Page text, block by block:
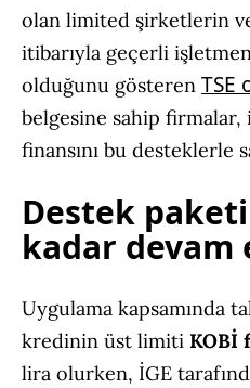
olan limited şirketlerin
itibarıyla geçerli
olduğunu gösteren TSE
belgesine sahip
finansını bu desteklerle
Destek
kadar devam
Uygulama kapsamında
kredinin üst limiti KOBİ
lira olurken, İGE